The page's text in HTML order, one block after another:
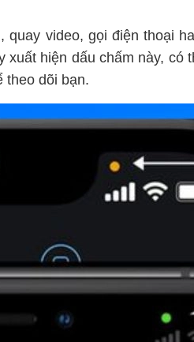
quay video, gọi điện thoại
xuất hiện dấu chấm này, có
theo dõi bạn.